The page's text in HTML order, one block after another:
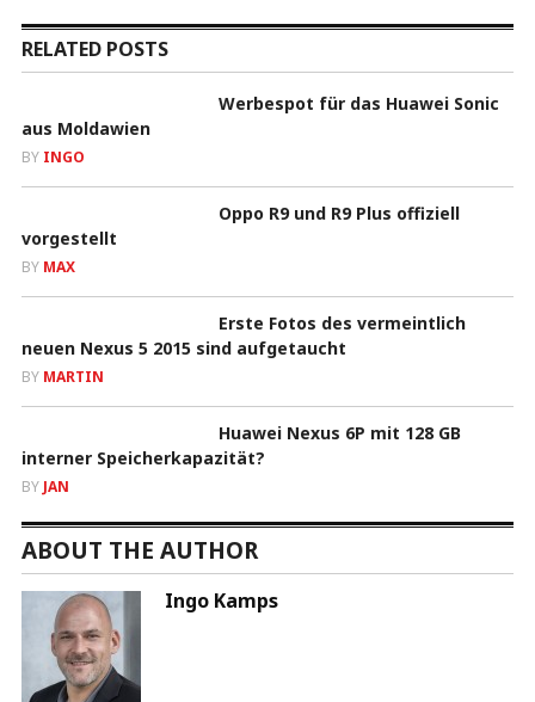
RELATED POSTS
Werbespot für das Huawei Sonic
aus Moldawien
BY INGO
Oppo R9 und R9 Plus offiziell
vorgestellt
BY MAX
Erste Fotos des vermeintlich
neuen Nexus 5 2015 sind aufgetaucht
BY MARTIN
Huawei Nexus 6P mit 128 GB
interner Speicherkapazität?
BY JAN
ABOUT THE AUTHOR
Ingo Kamps